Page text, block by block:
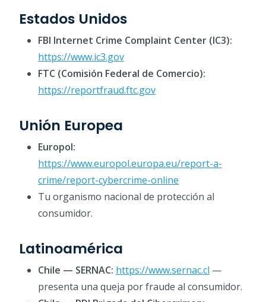
Estados Unidos
FBI Internet Crime Complaint Center (IC3):
https://www.ic3.gov
FTC (Comisión Federal de Comercio):
https://reportfraud.ftc.gov
Unión Europea
Europol:
https://www.europol.europa.eu/report-a-
crime/report-cybercrime-online
Tu organismo nacional de protección al
consumidor.
Latinoamérica
Chile — SERNAC: https://www.sernac.cl —
presenta una queja por fraude al consumidor.